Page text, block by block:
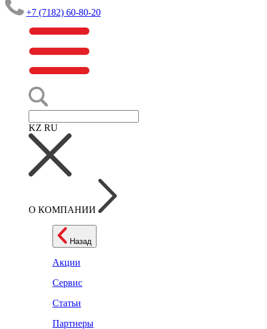
+7 (7182) 60-80-20
KZ RU
О КОМПАНИИ
Назад
Акции
Сервис
Статьи
Партнеры